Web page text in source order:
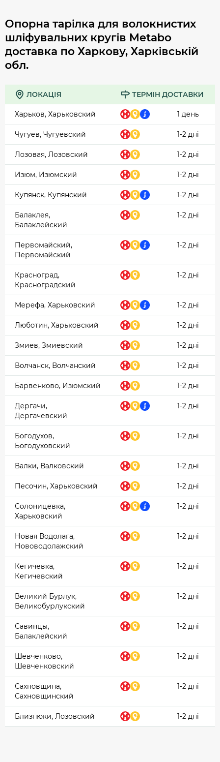
Опорна тарілка для волокнистих
шліфувальних кругів Metabo
доставка по Харкову, Харківській
обл.
ЛОКАЦІЯ ТЕРМІН ДОСТАВКИ
Харьков, Харьковский 1 день
Чугуев, Чугуевский 1-2 дні
Лозовая, Лозовский 1-2 дні
Изюм, Изюмский 1-2 дні
Купянск, Купянский 1-2 дні
Балаклея,
Балаклейский
1-2 дні
Первомайский,
Первомайский
1-2 дні
Красноград,
Красноградский
1-2 дні
Мерефа, Харьковский 1-2 дні
Люботин, Харьковский 1-2 дні
Змиев, Змиевский 1-2 дні
Волчанск, Волчанский 1-2 дні
Барвенково, Изюмский 1-2 дні
Дергачи,
Дергачевский
1-2 дні
Богодухов,
Богодуховский
1-2 дні
Валки, Валковский 1-2 дні
Песочин, Харьковский 1-2 дні
Солоницевка,
Харьковский
1-2 дні
Новая Водолага,
Нововодолажский
1-2 дні
Кегичевка,
Кегичевский
1-2 дні
Великий Бурлук,
Великобурлукский
1-2 дні
Савинцы,
Балаклейский
1-2 дні
Шевченково,
Шевченковский
1-2 дні
Сахновщина,
Сахновщинский
1-2 дні
Близнюки, Лозовский 1-2 дні